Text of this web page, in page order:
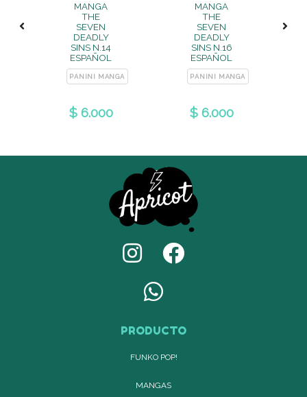
MANGA
THE
SEVEN
DEADLY
SINS N.14
ESPAÑOL
PANINI MANGA
$ 6.000
MANGA
THE
SEVEN
DEADLY
SINS N.16
ESPAÑOL
PANINI MANGA
$ 6.000
PRODUCTO
FUNKO POP!
MANGAS